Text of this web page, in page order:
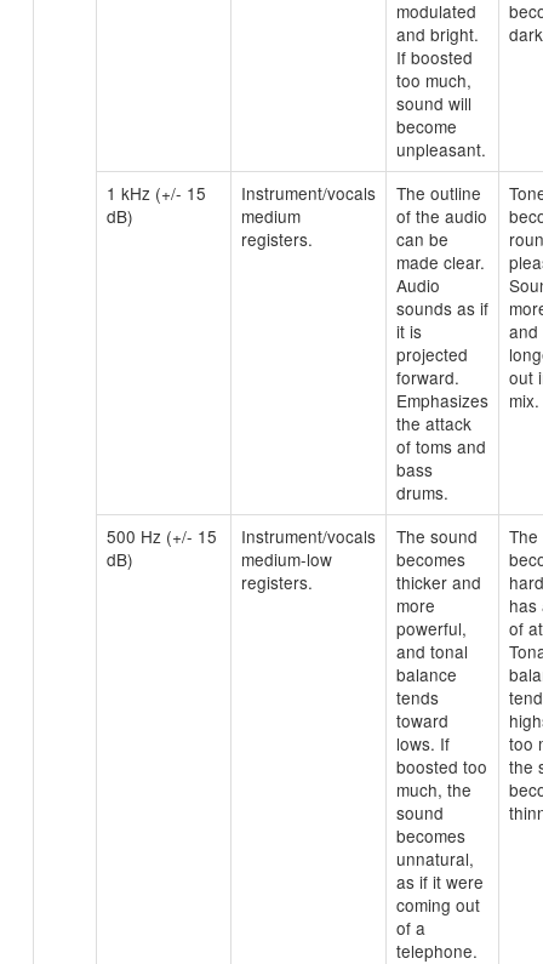
modulated
and bright.
If boosted
too much,
sound will
become
unpleasant.
1 kHz (+/- 15
dB)
Instrument/vocals
medium
registers.
The outline
of the audio
can be
made clear.
Audio
sounds as if
it is
projected
forward.
Emphasizes
the attack
of toms and
bass
drums.
and
out
mix.
500 Hz (+/- 15
dB)
Instrument/vocals
medium-low
registers.
The sound
becomes
thicker and
more
powerful,
and tonal
balance
tends
toward
lows. If
boosted too
much, the
sound
becomes
unnatural,
as if it were
coming out
of a
telephone.
has
of
too
the